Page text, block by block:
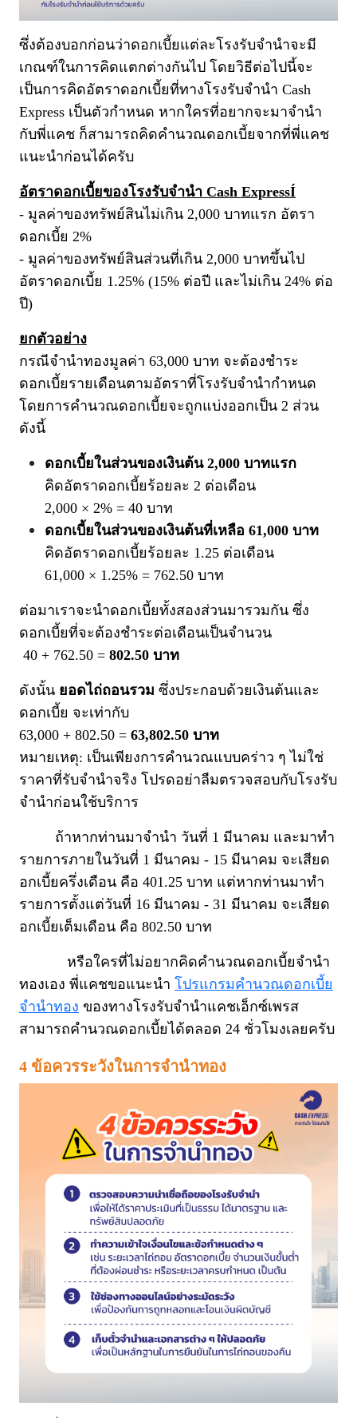
ซึ่งต้องบอกก่อนว่าดอกเบี้ยแต่ละโรงรับจำนำจะมี
เกณฑ์ในการคิดแตกต่างกันไป โดยวิธีต่อไปนี้จะ
เป็นการคิดอัตราดอกเบี้ยที่ทางโรงรับจำนำ Cash
Express เป็นตัวกำหนด หากใครที่อยากจะมาจำนำ
กับพี่แคช ก็สามารถคิดคำนวณดอกเบี้ยจากที่พี่แคช
แนะนำก่อนได้ครับ
อัตราดอกเบี้ยของโรงรับจำนำ Cash ExpressÍ
- มูลค่าของทรัพย์สินไม่เกิน 2,000 บาทแรก อัตรา
ดอกเบี้ย 2%
- มูลค่าของทรัพย์สินส่วนที่เกิน 2,000 บาทขึ้นไป
อัตราดอกเบี้ย 1.25% (15% ต่อปี และไม่เกิน 24% ต่อ
ปี)
ยกตัวอย่าง
กรณีจำนำทองมูลค่า 63,000 บาท จะต้องชำระ
ดอกเบี้ยรายเดือนตามอัตราที่โรงรับจำนำกำหนด
โดยการคำนวณดอกเบี้ยจะถูกแบ่งออกเป็น 2 ส่วน
ดังนี้
ดอกเบี้ยในส่วนของเงินต้น 2,000 บาทแรก
คิดอัตราดอกเบี้ยร้อยละ 2 ต่อเดือน
2,000 × 2% = 40 บาท
ดอกเบี้ยในส่วนของเงินต้นที่เหลือ 61,000 บาท
คิดอัตราดอกเบี้ยร้อยละ 1.25 ต่อเดือน
61,000 × 1.25% = 762.50 บาท
ต่อมาเราจะนำดอกเบี้ยทั้งสองส่วนมารวมกัน ซึ่ง
ดอกเบี้ยที่จะต้องชำระต่อเดือนเป็นจำนวน
40 + 762.50 = 802.50 บาท
ดังนั้น ยอดไถ่ถอนรวม ซึ่งประกอบด้วยเงินต้นและ
ดอกเบี้ย จะเท่ากับ
63,000 + 802.50 = 63,802.50 บาท
หมายเหตุ: เป็นเพียงการคำนวณแบบคร่าว ๆ ไม่ใช่
ราคาที่รับจำนำจริง โปรดอย่าลืมตรวจสอบกับโรงรับ
จำนำก่อนใช้บริการ
ถ้าหากท่านมาจำนำ วันที่ 1 มีนาคม และมาทำ
รายการภายในวันที่ 1 มีนาคม - 15 มีนาคม จะเสียด
อกเบี้ยครึ่งเดือน คือ 401.25 บาท แต่หากท่านมาทำ
รายการตั้งแต่วันที่ 16 มีนาคม - 31 มีนาคม จะเสียด
อกเบี้ยเต็มเดือน คือ 802.50 บาท
หรือใครที่ไม่อยากคิดคำนวณดอกเบี้ยจำนำ
ทองเอง พี่แคชขอแนะนำ โปรแกรมคำนวณดอกเบี้ย
จำนำทอง ของทางโรงรับจำนำแคชเอ็กซ์เพรส
สามารถคำนวณดอกเบี้ยได้ตลอด 24 ชั่วโมงเลยครับ
4 ข้อควรระวังในการจำนำทอง